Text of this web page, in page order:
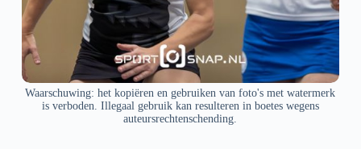
Waarschuwing: het kopiëren en gebruiken van foto's met watermerk
is verboden. Illegaal gebruik kan resulteren in boetes wegens
auteursrechtenschending.